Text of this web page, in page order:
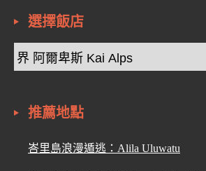
選擇飯店
推薦地點
峇里島浪漫遁逃：Alila Uluwatu